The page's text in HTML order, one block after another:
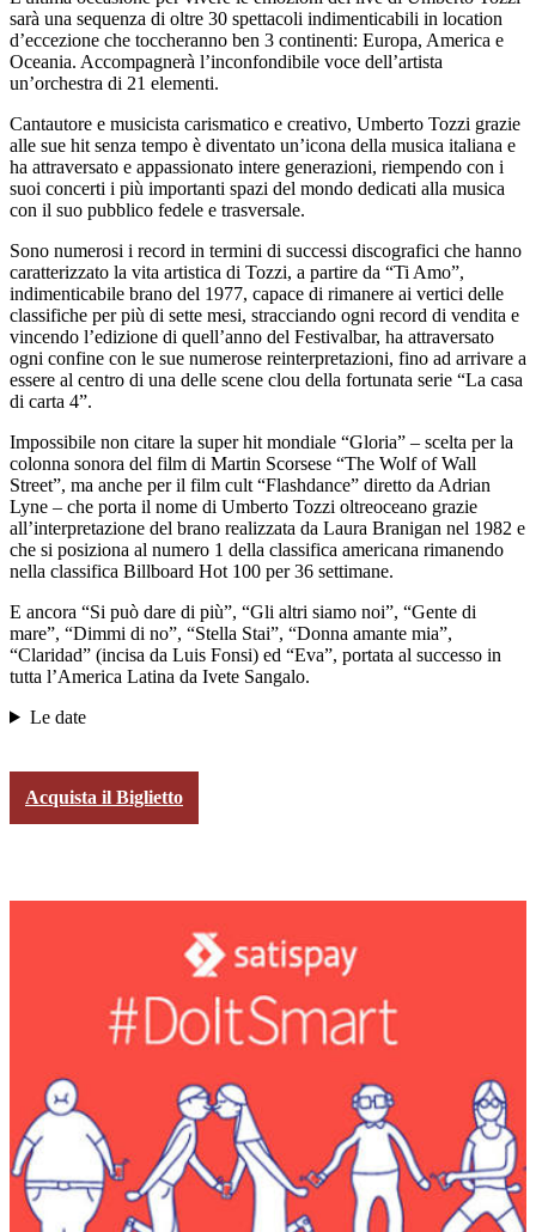
sarà una sequenza di oltre 30 spettacoli indimenticabili in location
d’eccezione che toccheranno ben 3 continenti: Europa, America e
Oceania. Accompagnerà l’inconfondibile voce dell’artista
un’orchestra di 21 elementi.
Cantautore e musicista carismatico e creativo, Umberto Tozzi grazie
alle sue hit senza tempo è diventato un’icona della musica italiana e
ha attraversato e appassionato intere generazioni, riempendo con i
suoi concerti i più importanti spazi del mondo dedicati alla musica
con il suo pubblico fedele e trasversale.
Sono numerosi i record in termini di successi discografici che hanno
caratterizzato la vita artistica di Tozzi, a partire da “Ti Amo”,
indimenticabile brano del 1977, capace di rimanere ai vertici delle
classifiche per più di sette mesi, stracciando ogni record di vendita e
vincendo l’edizione di quell’anno del Festivalbar, ha attraversato
ogni confine con le sue numerose reinterpretazioni, fino ad arrivare a
essere al centro di una delle scene clou della fortunata serie “La casa
di carta 4”.
Impossibile non citare la super hit mondiale “Gloria” – scelta per la
colonna sonora del film di Martin Scorsese “The Wolf of Wall
Street”, ma anche per il film cult “Flashdance” diretto da Adrian
Lyne – che porta il nome di Umberto Tozzi oltreoceano grazie
all’interpretazione del brano realizzata da Laura Branigan nel 1982 e
che si posiziona al numero 1 della classifica americana rimanendo
nella classifica Billboard Hot 100 per 36 settimane.
E ancora “Si può dare di più”, “Gli altri siamo noi”, “Gente di
mare”, “Dimmi di no”, “Stella Stai”, “Donna amante mia”,
“Claridad” (incisa da Luis Fonsi) ed “Eva”, portata al successo in
tutta l’America Latina da Ivete Sangalo.
Le date
Acquista il Biglietto